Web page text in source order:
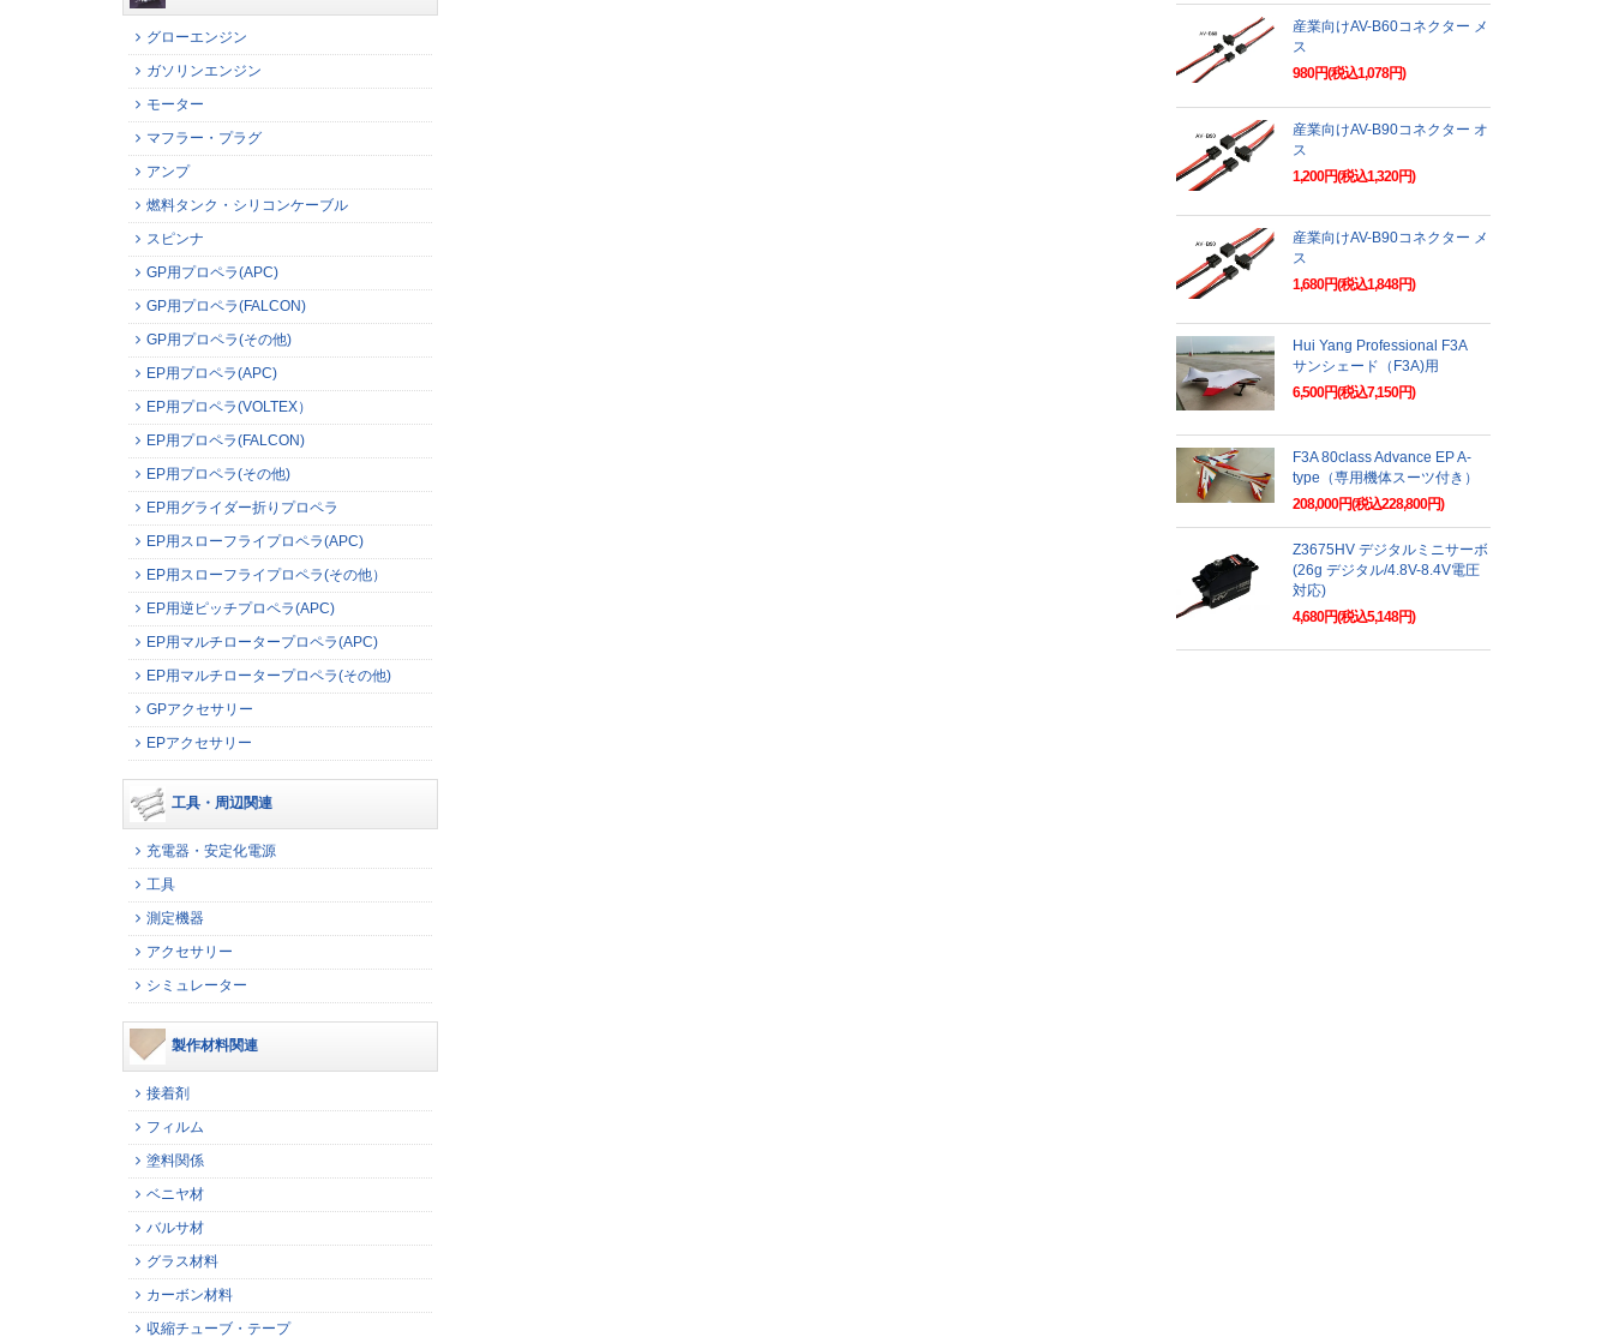
グローエンジン
ガソリンエンジン
モーター
マフラー・プラグ
アンプ
燃料タンク・シリコンケーブル
スピンナ
GP用プロペラ(APC)
GP用プロペラ(FALCON)
GP用プロペラ(その他)
EP用プロペラ(APC)
EP用プロペラ(VOLTEX）
EP用プロペラ(FALCON)
EP用プロペラ(その他)
EP用グライダー折りプロペラ
EP用スローフライプロペラ(APC)
EP用スローフライプロペラ(その他）
EP用逆ピッチプロペラ(APC)
EP用マルチロータープロペラ(APC)
EP用マルチロータープロペラ(その他)
GPアクセサリー
EPアクセサリー
工具・周辺関連
充電器・安定化電源
工具
測定機器
アクセサリー
シミュレーター
製作材料関連
接着剤
フィルム
塗料関係
ベニヤ材
バルサ材
グラス材料
カーボン材料
収縮チューブ・テープ
産業向けAV-B60コネクター メ
ス
980円(税込1,078円)
産業向けAV-B90コネクター オ
ス
1,200円(税込1,320円)
産業向けAV-B90コネクター メ
ス
1,680円(税込1,848円)
Hui Yang Professional F3A
サンシェード（F3A)用
6,500円(税込7,150円)
F3A 80class Advance EP A-
type（専用機体スーツ付き）
208,000円(税込228,800円)
Z3675HV デジタルミニサーボ
(26g デジタル/4.8V-8.4V電圧
対応)
4,680円(税込5,148円)